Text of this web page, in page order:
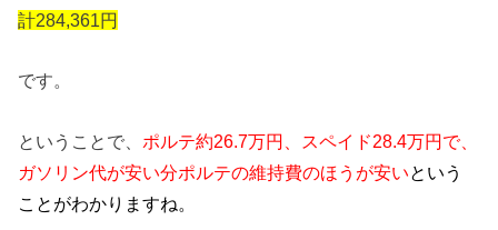
計284,361円
です。
ということで、 ポルテ約26.7万円、スペイド28.4万円で、
ガソリン代が安い分ポルテの維持費のほうが安い という
ことがわかりますね。